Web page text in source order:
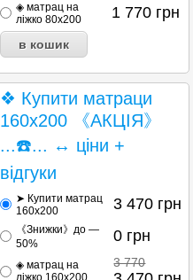
◈ матрац на
ліжко 80х200
1 770 грн
❖ Купити матраци
160х200 《АКЦІЯ》
...☎️... ↔ ціни +
відгуки
➤ Купити матрац
160х200
3 470 грн
《Знижки》до —
50%
0 грн
◈ матрац на
3 770